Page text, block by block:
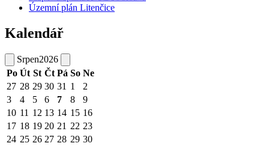
Územní plán Litenčice
Kalendář
Srpen2026
Po Út St Čt Pá So Ne
27 28 29 30 31 1
2
3
4 5 6 7 8
9
10 11 12 13 14 15 16
17 18 19 20 21 22 23
24 25 26 27 28 29 30